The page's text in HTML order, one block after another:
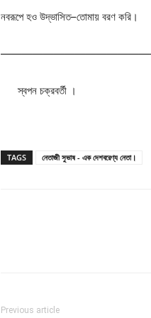
নবরূপে হও উদ্ভাসিত–তোমায় বরণ করি।
স্বপন চক্রবর্তী ।
TAGS নেতাজী সুভাষ - এক দেশবরেণ্য নেতা।
Previous article